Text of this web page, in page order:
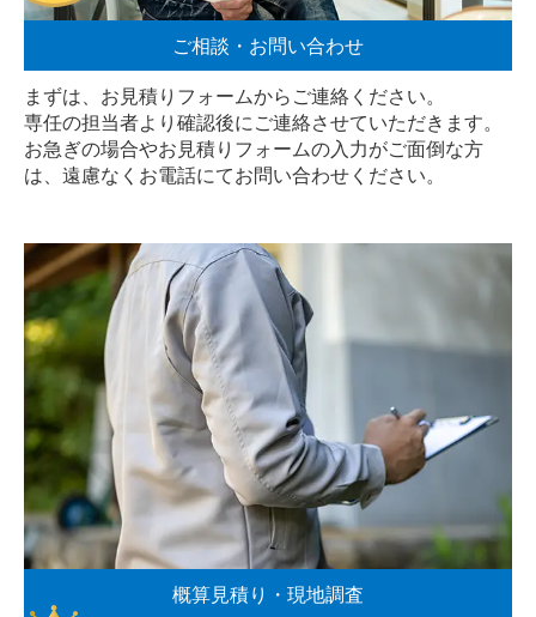
ご相談・お問い合わせ
まずは、お見積りフォームからご連絡ください。
専任の担当者より確認後にご連絡させていただきます。
お急ぎの場合やお見積りフォームの入力がご面倒な方
は、遠慮なく お電話にてお問い合わせください。
概算見積り・現地調査